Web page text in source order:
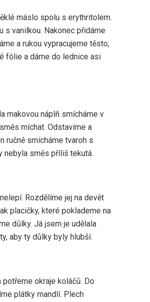
máslo spolu s erythritolem.
s vanilkou. Nakonec přidáme
a rukou vypracujeme těsto,
fólie a dáme do lednice asi
makovou náplň smícháme v
míchat. Odstavíme a
ručně smícháme tvaroh s
nebyla směs příliš tekutá.
Rozdělíme jej na devět
placičky, které poklademe na
důlky. Já jsem je udělala
aby ty důlky byly hlubší.
okraje koláčů. Do
plátky mandlí. Plech